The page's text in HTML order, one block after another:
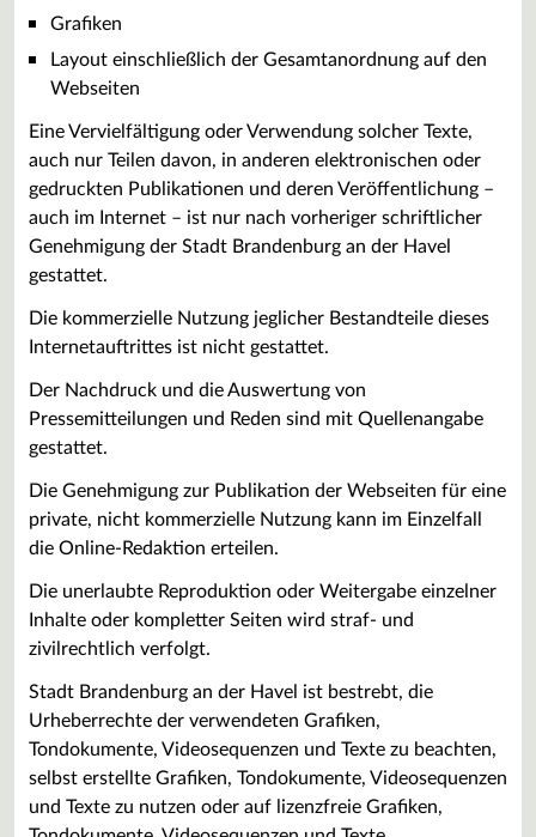
Grafiken
Layout einschließlich der Gesamtanordnung auf den
Webseiten
Eine Vervielfältigung oder Verwendung solcher Texte,
auch nur Teilen davon, in anderen elektronischen oder
gedruckten Publikationen und deren Veröffentlichung –
auch im Internet – ist nur nach vorheriger schriftlicher
Genehmigung der Stadt Brandenburg an der Havel
gestattet.
Die kommerzielle Nutzung jeglicher Bestandteile dieses
Internetauftrittes ist nicht gestattet.
Der Nachdruck und die Auswertung von
Pressemitteilungen und Reden sind mit Quellenangabe
gestattet.
Die Genehmigung zur Publikation der Webseiten für eine
private, nicht kommerzielle Nutzung kann im Einzelfall
die Online-Redaktion erteilen.
Die unerlaubte Reproduktion oder Weitergabe einzelner
Inhalte oder kompletter Seiten wird straf- und
zivilrechtlich verfolgt.
Stadt Brandenburg an der Havel ist bestrebt, die
Urheberrechte der verwendeten Grafiken,
Tondokumente, Videosequenzen und Texte zu beachten,
selbst erstellte Grafiken, Tondokumente, Videosequenzen
und Texte zu nutzen oder auf lizenzfreie Grafiken,